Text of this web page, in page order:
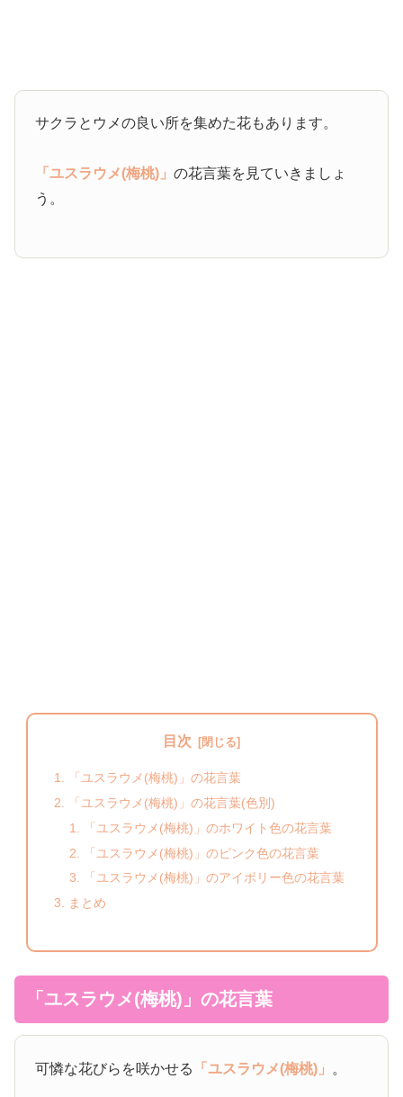
サクラとウメの良い所を集めた花もあります。
「ユスラウメ(梅桃)」の花言葉を見ていきましょ
う。
目次
「ユスラウメ(梅桃)」の花言葉
「ユスラウメ(梅桃)」の花言葉(色別)
「ユスラウメ(梅桃)」のホワイト色の花言葉
「ユスラウメ(梅桃)」のピンク色の花言葉
「ユスラウメ(梅桃)」のアイボリー色の花言葉
まとめ
「ユスラウメ(梅桃)」の花言葉
可憐な花びらを咲かせる 「ユスラウメ(梅桃)」 。